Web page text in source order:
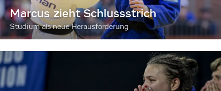
Marcus zieht Schlussstrich
Studium als neue Herausforderung